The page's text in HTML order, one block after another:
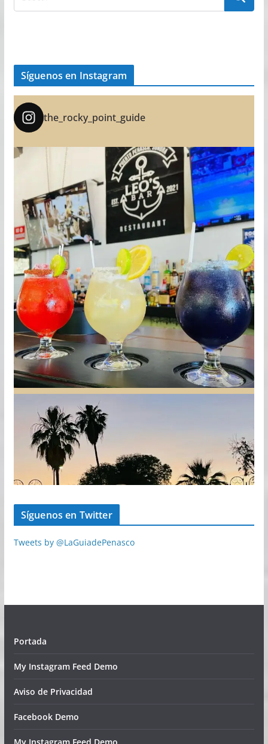
Síguenos en Instagram
the_rocky_point_guide
Síguenos en Twitter
Tweets by @LaGuiadePenasco
Portada
My Instagram Feed Demo
Aviso de Privacidad
Facebook Demo
My Instagram Feed Demo